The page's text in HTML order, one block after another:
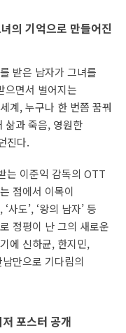
의 기억으로 만들어진
받은 남자가 그녀를
으면서 벌어지는
계, 누구나 한 번쯤 꿈꿔
삶과 죽음, 영원한
진다.
는 이준익 감독의 OTT
점에서 이목이
사도’, ‘왕의 남자’ 등
정평이 난 그의 새로운
에 신하균, 한지민,
만으로 기다림의
포스터 공개